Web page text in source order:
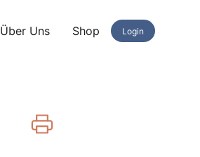
Über Uns Shop Login